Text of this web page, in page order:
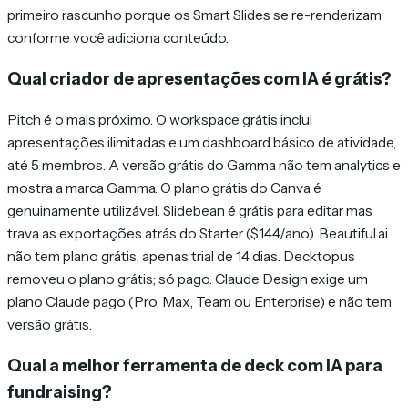
primeiro rascunho porque os Smart Slides se re-renderizam
conforme você adiciona conteúdo.
Qual criador de apresentações com IA é grátis?
Pitch é o mais próximo. O workspace grátis inclui
apresentações ilimitadas e um dashboard básico de atividade,
até 5 membros. A versão grátis do Gamma não tem analytics e
mostra a marca Gamma. O plano grátis do Canva é
genuinamente utilizável. Slidebean é grátis para editar mas
trava as exportações atrás do Starter ($144/ano). Beautiful.ai
não tem plano grátis, apenas trial de 14 dias. Decktopus
removeu o plano grátis; só pago. Claude Design exige um
plano Claude pago (Pro, Max, Team ou Enterprise) e não tem
versão grátis.
Qual a melhor ferramenta de deck com IA para
fundraising?